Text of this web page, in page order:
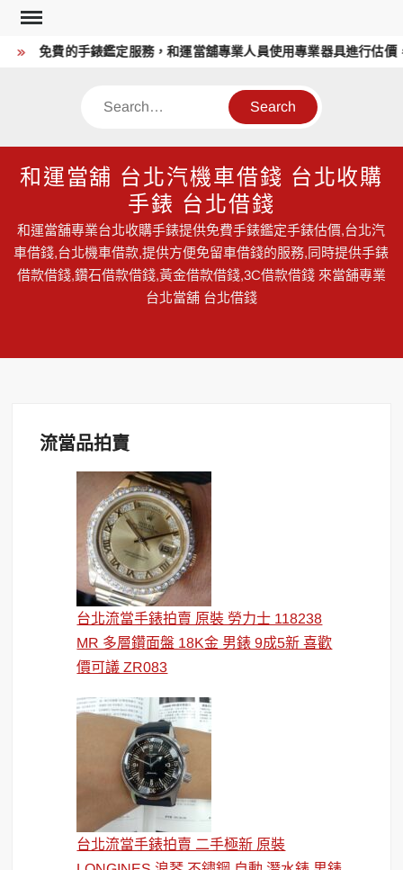
Skip
content免費的手錶鑑定服務，和運當舖專業人員使用專業器具進行估價
Search
和運當舖 台北汽機車借錢 台北收購
手錶 台北借錢
和運當舖專業台北收購手錶提供免費手錶鑑定手錶估價,台北汽
車借錢,台北機車借款,提供方便免留車借錢的服務,同時提供手錶
借款借錢,鑽石借款借錢,黃金借款借錢,3C借款借錢 來當舖專業
台北當舖 台北借錢
流當品拍賣
台北流當手錶拍賣 原裝 勞力士 118238
MR 多層鑽面盤 18K金 男錶 9成5新 喜歡
價可議 ZR083
台北流當手錶拍賣 二手極新 原裝